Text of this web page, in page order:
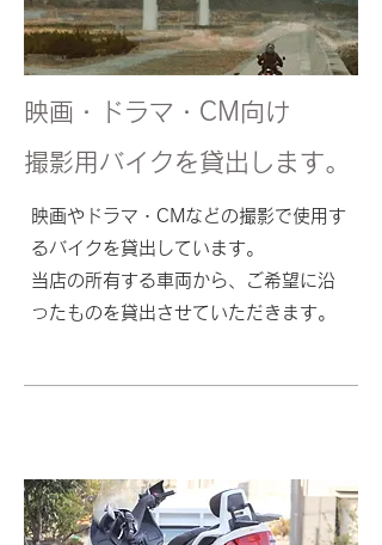
映画・ドラマ・CM向け
撮影用バイクを貸出します。
映画やドラマ・CMなどの撮影で使用す
るバイクを貸出しています。
当店の所有する車両から、ご希望に沿
ったものを貸出させていただきます。